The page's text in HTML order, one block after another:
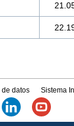
de datos Sistema